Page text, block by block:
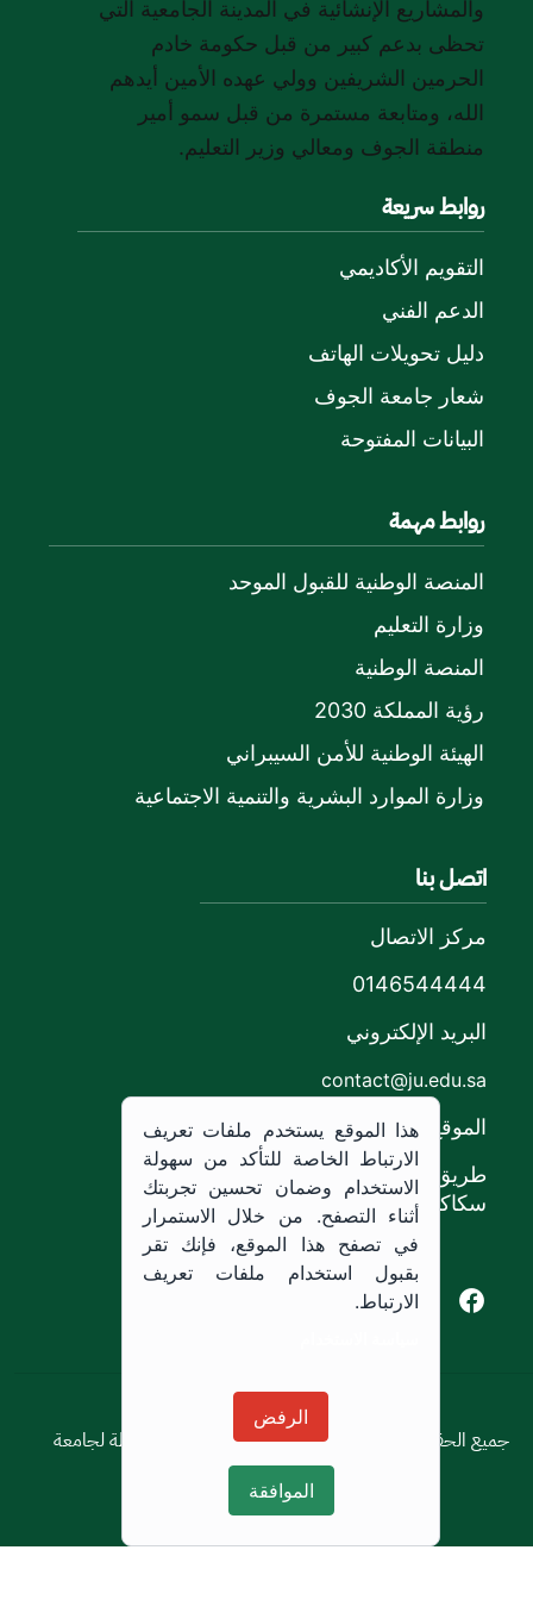
والمشاريع الإنشائية في المدينة الجامعية التي
تحظى بدعم كبير من قبل حكومة خادم
الحرمين الشريفين وولي عهده الأمين أيدهم
الله، ومتابعة مستمرة من قبل سمو أمير
منطقة الجوف ومعالي وزير التعليم.
روابط سريعة
التقويم الأكاديمي
الدعم الفني
دليل تحويلات الهاتف
شعار جامعة الجوف
البيانات المفتوحة
روابط مهمة
المنصة الوطنية للقبول الموحد
وزارة التعليم
المنصة الوطنية
رؤية المملكة 2030
الهيئة الوطنية للأمن السيبراني
وزارة الموارد البشرية والتنمية الاجتماعية
اتصل بنا
مركز الاتصال
0146544444
البريد الإلكتروني
contact@ju.edu.sa
الموقع
طريق الملك خالد،
سكاكا, المملكة العربية السعودية.
Facebook of Jouf University
X of Jouf University
سياسة الاستخدام
جميع الحقوق محفوظة © 2026 جميع الحقوق محفوظة لجامعة
الجوف
هذا الموقع يستخدم ملفات تعريف
الارتباط الخاصة للتأكد من سهولة
الاستخدام وضمان تحسين تجربتك
أثناء التصفح. من خلال الاستمرار
في تصفح هذا الموقع، فإنك تقر
بقبول استخدام ملفات تعريف
الارتباط.
الرفض
الموافقة